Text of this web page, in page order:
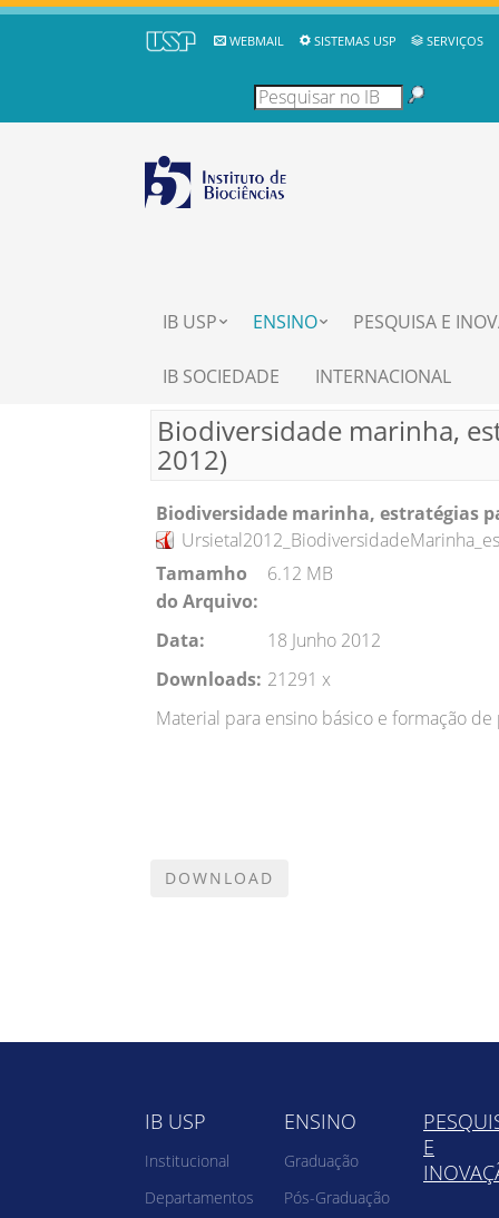
WEBMAIL SISTEMAS USP SERVIÇOS
IB USP ENSINO PESQUISA E
IB SOCIEDADE INTERNACIONAL
Biodiversidade marinha,
2012)
Biodiversidade marinha, estratégias
Tamamho
do Arquivo:
6.12 MB
Data:
18 Junho 2012
Downloads: 21291 x
Material para ensino básico e formação de
IB USP
Institucional
Departamentos
ENSINO
Graduação
Pós-Graduação
E